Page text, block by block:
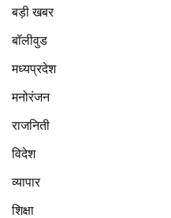
बड़ी खबर
बॉलीवुड
मध्यप्रदेश
मनोरंजन
राजनिती
विदेश
व्यापार
शिक्षा